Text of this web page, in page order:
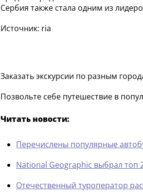
Сербия также стала одним из
Источник: ria
Заказать экскурсии по разным
Позвольте себе путешествие в
Читать новости:
Перечислены популярные
National Geographic выбрал топ
Отечественный туроператор